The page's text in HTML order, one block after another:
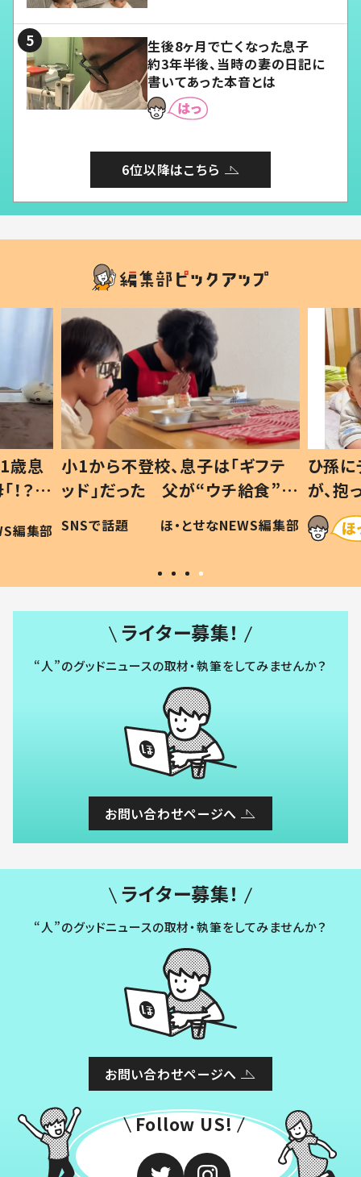
生後8ヶ月で亡くなった息子
約3年半後、当時の妻の日記に
書いてあった本音とは
6位以降はこちら
歳息
？」
編集部
小1から不登校、息子は「ギフテ
ッド」だった 父が“ウチ給食”を
作り続ける理由とは #令和の親
#令和の子
SNSで話題 ほ・とせなNEWS編集部
ひ孫
が、
「涙が
い」
ライター募集！
“人”のグッドニュースの取材・執筆をしてみませんか？
お問い合わせページへ
ライター募集！
“人”のグッドニュースの取材・執筆をしてみませんか？
お問い合わせページへ
Follow US!